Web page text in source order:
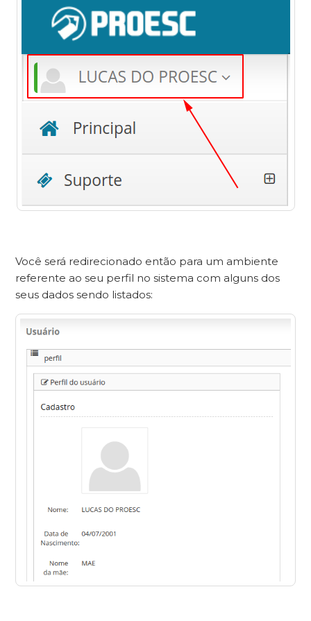
Você será redirecionado então para um ambiente
referente ao seu perfil no sistema com alguns dos
seus dados sendo listados: